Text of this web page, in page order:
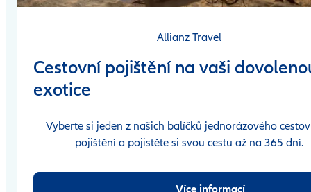
Allianz Travel
Cestovní pojištění na vaši
exotice
Vyberte si jeden z našich balíčků jednorázového
pojištění a pojistěte si svou cestu až na 365 dní.